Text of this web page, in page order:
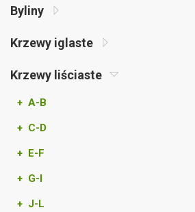
Byliny
Krzewy iglaste
Krzewy liściaste
+ A-B
+ C-D
+ E-F
+ G-I
+ J-L